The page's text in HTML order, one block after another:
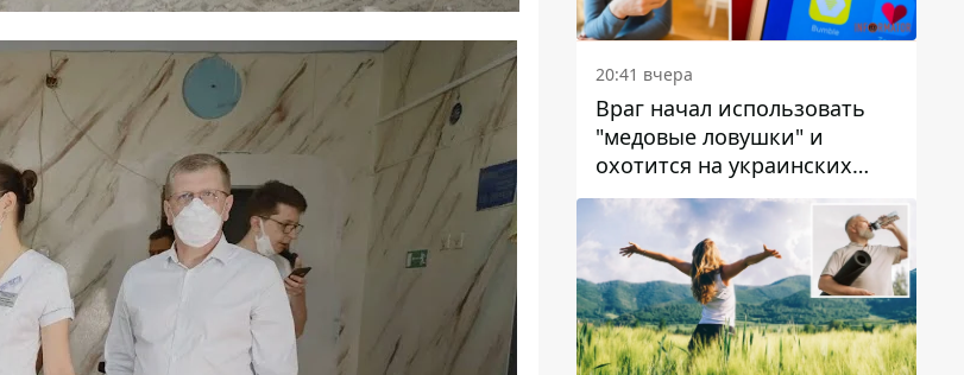
20:41 вчера
Враг начал использовать
"медовые ловушки" и
охотится на украинских
военнослужащих